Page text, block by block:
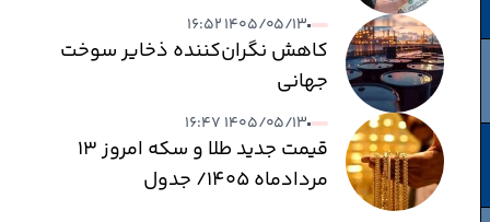
۱۴۰۵/۰۵/۱۳ ۱۶:۵۲
کاهش نگران‌کننده ذخایر سوخت
جهانی
۱۴۰۵/۰۵/۱۳ ۱۶:۴۷
قیمت جدید طلا و سکه امروز ۱۳
مردادماه ۱۴۰۵/ جدول